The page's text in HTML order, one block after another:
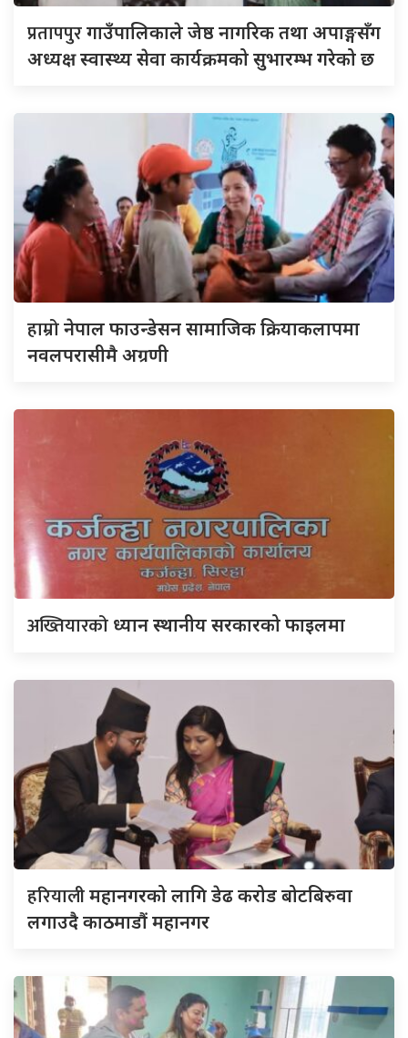
प्रतापपुरगाउँपालिकाले जेष्ठ नागरिक तथा अपाङ्गसँग
अध्यक्ष स्वास्थ्य सेवा कार्यक्रमको सुभारम्भ गरेको छ
हाम्रोनेपाल फाउन्डेसन सामाजिक क्रियाकलापमा
नवलपरासीमै अग्रणी
अख्तियारको ध्यान स्थानीय सरकारको फाइलमा
हरियालीमहानगरको लागि डेढ करोड बोटबिरुवा
लगाउदै काठमाडौं महानगर